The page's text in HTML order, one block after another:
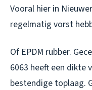
Vooral hier in
regelmatig vorst
Of EPDM rubber.
6063 heeft een dikte
bestendige toplaag.